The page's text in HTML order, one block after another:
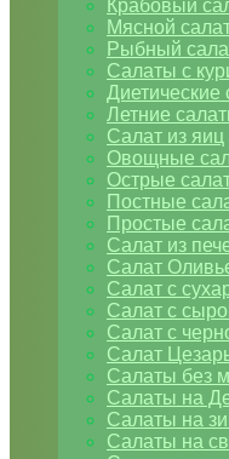
Крабовый
Мясной
Рыбный
Салаты с
Диетические
Летние
Салат из яиц
Овощные
Острые
Постные
Простые
Салат из
Салат
Салат с
Салат с
Салат с
Салат
Салаты без
Салаты на
Салаты на
Салаты на